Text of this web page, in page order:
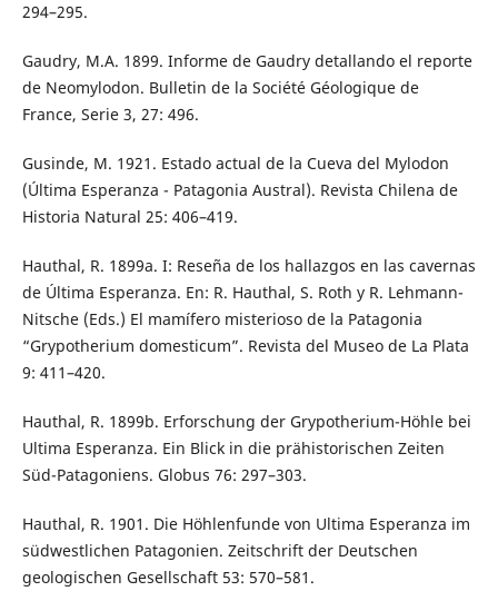
294–295.
Gaudry, M.A. 1899. Informe de Gaudry detallando el reporte
de Neomylodon. Bulletin de la Société Géologique de
France, Serie 3, 27: 496.
Gusinde, M. 1921. Estado actual de la Cueva del Mylodon
(Última Esperanza - Patagonia Austral). Revista Chilena de
Historia Natural 25: 406–419.
Hauthal, R. 1899a. I: Reseña de los hallazgos en las cavernas
de Última Esperanza. En: R. Hauthal, S. Roth y R. Lehmann-
Nitsche (Eds.) El mamífero misterioso de la Patagonia
“Grypotherium domesticum”. Revista del Museo de La Plata
9: 411–420.
Hauthal, R. 1899b. Erforschung der Grypotherium-Höhle bei
Ultima Esperanza. Ein Blick in die prähistorischen Zeiten
Süd-Patagoniens. Globus 76: 297–303.
Hauthal, R. 1901. Die Höhlenfunde von Ultima Esperanza im
südwestlichen Patagonien. Zeitschrift der Deutschen
geologischen Gesellschaft 53: 570–581.